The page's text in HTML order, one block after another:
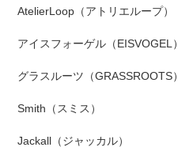
AtelierLoop（アトリエループ）
アイスフォーゲル（EISVOGEL）
グラスルーツ（GRASSROOTS）
Smith（スミス）
Jackall（ジャッカル）